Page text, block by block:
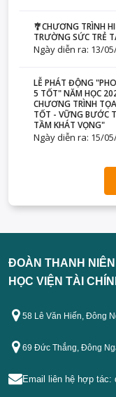
🎐CHƯƠNG TRÌNH
TRƯỜNG SỨC TRẺ
Ngày diễn ra: 13/
LỄ PHÁT ĐỘNG
5 TỐT" NĂM HỌC
CHƯƠNG TRÌNH
TỐT - VỮNG BƯỚC
TẦM KHÁT VỌNG"
Ngày diễn ra: 15/
ĐOÀN THANH NIÊN
HỌC VIỆN TÀI
58 Lê Văn Hiến, Đông
69 Đức Thắng, Đông
Email liên hệ hợp tác: